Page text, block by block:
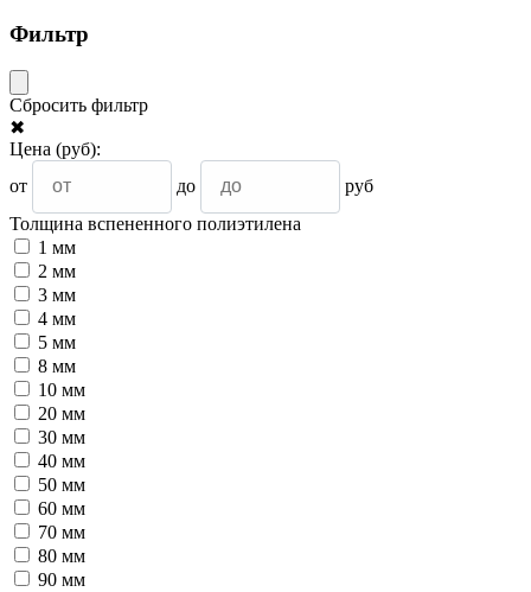
Фильтр
Сбросить фильтр
✖
Цена (руб):
от
до
руб
Толщина вспененного полиэтилена
1 мм
2 мм
3 мм
4 мм
5 мм
8 мм
10 мм
20 мм
30 мм
40 мм
50 мм
60 мм
70 мм
80 мм
90 мм